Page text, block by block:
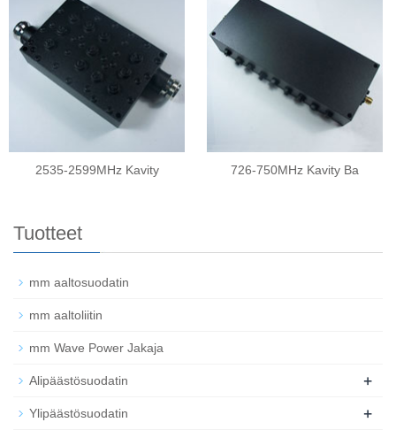
2535-2599MHz Kavity 726-750MHz Kavity Ba
Tuotteet
mm aaltosuodatin
mm aaltoliitin
mm Wave Power Jakaja
Alipäästösuodatin +
Ylipäästösuodatin +